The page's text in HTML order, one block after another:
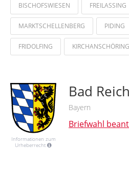
BISCHOFSWIESEN FREILASSING
MARKTSCHELLENBERG PIDING
FRIDOLFING KIRCHANSCHÖRING
Informationen zum
Urheberrecht
Bad
Bayern
Briefwahl